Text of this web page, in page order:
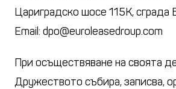
Цариградско шосе 115К, сграда
Email: dpo@euroleasedroup.com
При осъществяване на своята
Дружеството събира, записва,